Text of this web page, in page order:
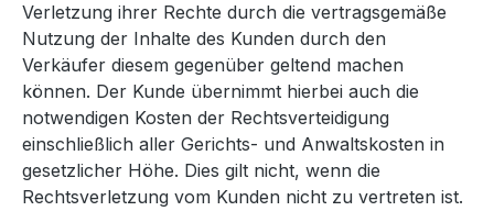
Verletzung ihrer Rechte durch die vertragsgemäße
Nutzung der Inhalte des Kunden durch den
Verkäufer diesem gegenüber geltend machen
können. Der Kunde übernimmt hierbei auch die
notwendigen Kosten der Rechtsverteidigung
einschließlich aller Gerichts- und Anwaltskosten in
gesetzlicher Höhe. Dies gilt nicht, wenn die
Rechtsverletzung vom Kunden nicht zu vertreten ist.